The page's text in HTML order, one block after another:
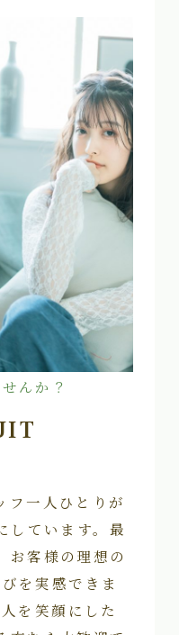
んか？
フ一人ひとりが
しています。最
お客様の理想の
を実感できま
を笑顔にした